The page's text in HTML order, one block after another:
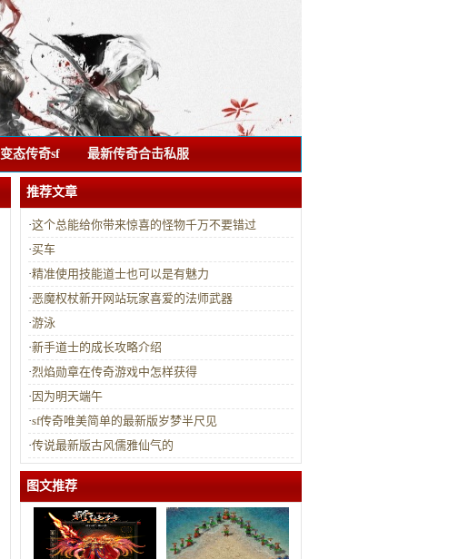
变态传奇sf 最新传奇合击私服
推荐文章
·这个总能给你带来惊喜的怪物千万不要错过
·买车
·精准使用技能道士也可以是有魅力
·恶魔权杖新开网站玩家喜爱的法师武器
·游泳
·新手道士的成长攻略介绍
·烈焰勋章在传奇游戏中怎样获得
· 因为明天端午
·sf传奇唯美简单的最新版岁梦半尺见
·传说最新版古风儒雅仙气的
图文推荐